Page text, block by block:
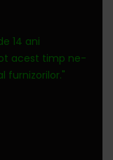
14 ani
acest timp ne-
furnizorilor."